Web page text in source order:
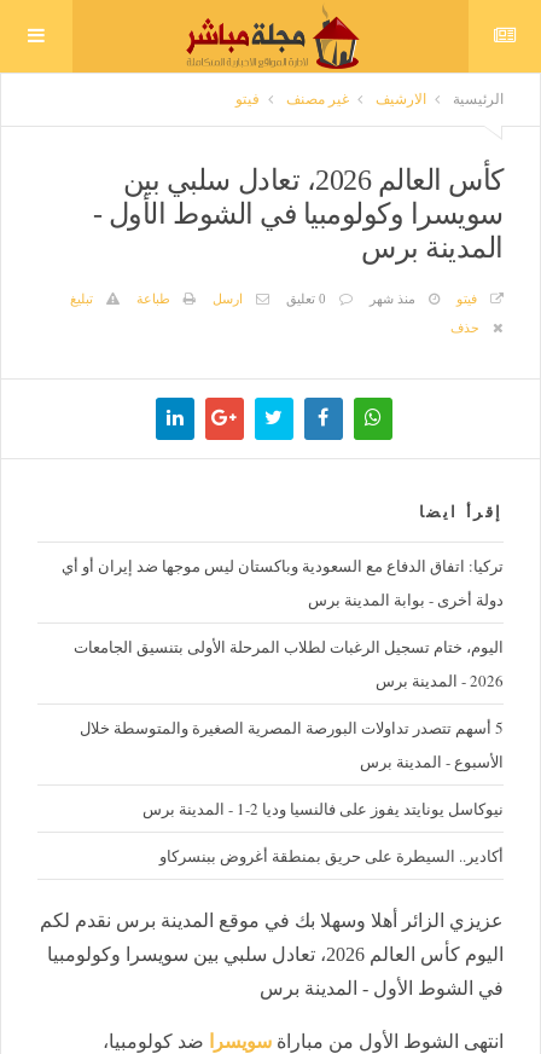
الرئيسية الارشيف غير مصنف فيتو
كأس العالم 2026، تعادل سلبي بين
سويسرا وكولومبيا في الشوط الأول -
المدينة برس
فيتو منذ شهر 0 تعليق ارسل طباعة
تبليغ
حذف
إقرأ ايضا
تركيا: اتفاق الدفاع مع السعودية وباكستان ليس موجها ضد إيران أو أي
دولة أخرى - بوابة المدينة برس
اليوم، ختام تسجيل الرغبات لطلاب المرحلة الأولى بتنسيق الجامعات
2026 - المدينة برس
5 أسهم تتصدر تداولات البورصة المصرية الصغيرة والمتوسطة خلال
الأسبوع - المدينة برس
نيوكاسل يونايتد يفوز على فالنسيا وديا 2-1 - المدينة برس
أكادير.. السيطرة على حريق بمنطقة أغروض ببنسركاو
عزيزي الزائر أهلا وسهلا بك في موقع المدينة برس نقدم لكم
اليوم كأس العالم 2026، تعادل سلبي بين سويسرا وكولومبيا
في الشوط الأول - المدينة برس
انتهى الشوط الأول من مباراة سويسرا
ضد كولومبيا،